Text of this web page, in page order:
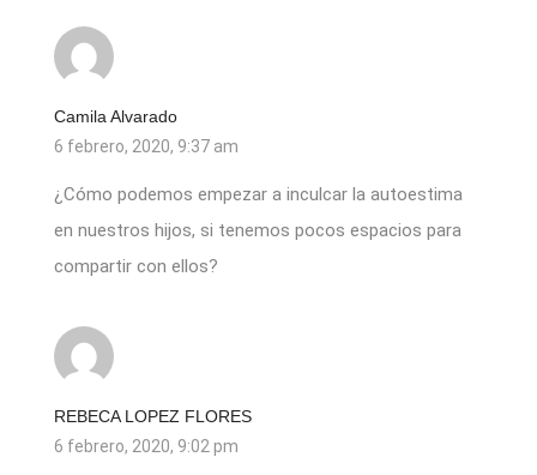
Camila Alvarado
6 febrero, 2020, 9:37 am
¿Cómo podemos empezar a inculcar la autoestima
en nuestros hijos, si tenemos pocos espacios para
compartir con ellos?
REBECA LOPEZ FLORES
6 febrero, 2020, 9:02 pm